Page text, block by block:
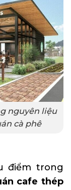
nguyên liệu
cà phê
điểm trong
cafe thép